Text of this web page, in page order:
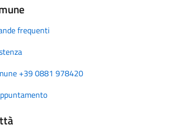
frequenti
+39 0881 978420